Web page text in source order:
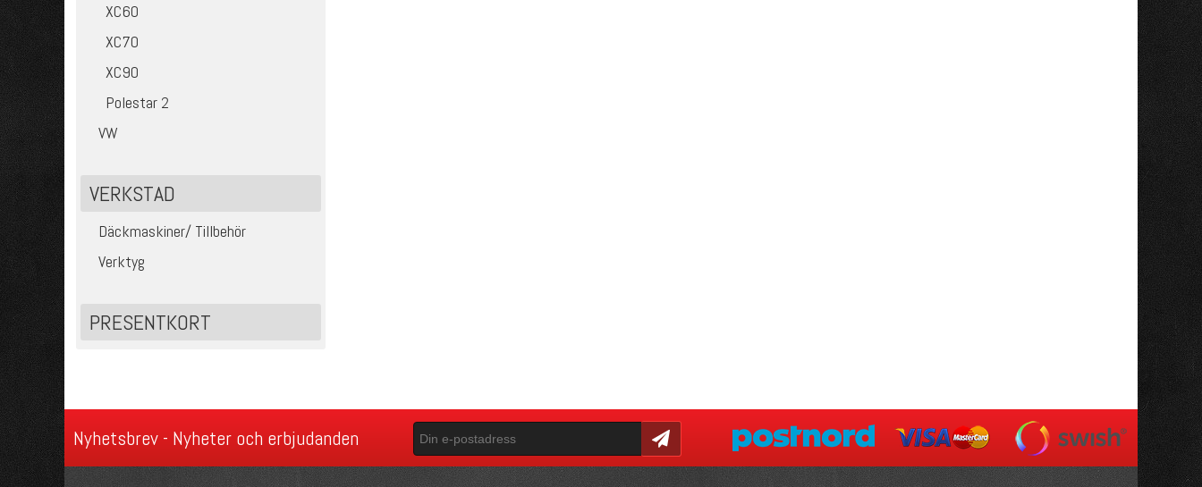
XC60
XC70
XC90
Polestar 2
VW
VERKSTAD
Däckmaskiner/ Tillbehör
Verktyg
PRESENTKORT
Nyhetsbrev - Nyheter och erbjudanden Skicka